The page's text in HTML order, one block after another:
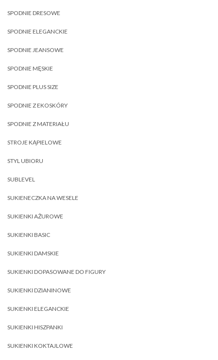
SPODNIE DRESOWE
SPODNIE ELEGANCKIE
SPODNIE JEANSOWE
SPODNIE MĘSKIE
SPODNIE PLUS SIZE
SPODNIE Z EKOSKÓRY
SPODNIE Z MATERIAŁU
STROJE KĄPIELOWE
STYL UBIORU
SUBLEVEL
SUKIENECZKA NA WESELE
SUKIENKI AŻUROWE
SUKIENKI BASIC
SUKIENKI DAMSKIE
SUKIENKI DOPASOWANE DO FIGURY
SUKIENKI DZIANINOWE
SUKIENKI ELEGANCKIE
SUKIENKI HISZPANKI
SUKIENKI KOKTAJLOWE